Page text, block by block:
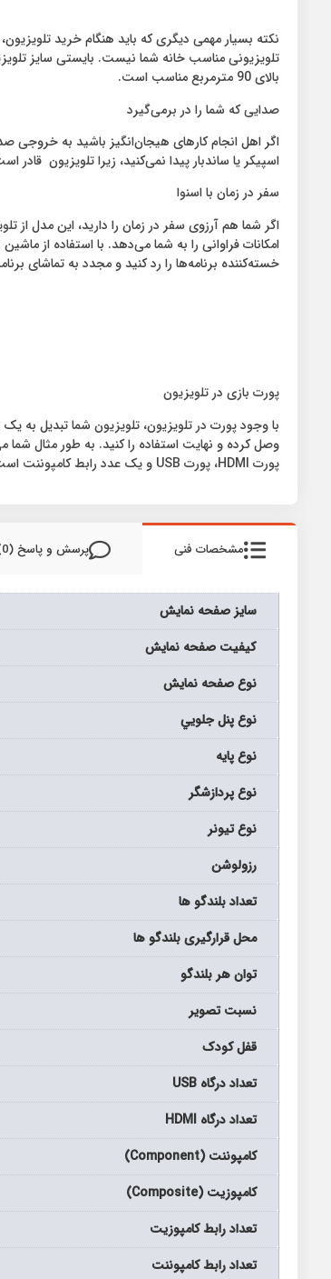
نکته بسیار مهمی دیگری که باید هنگام خرید
بالای 90 مترمربع مناسب است.
صدایی که شما را در برمی‌گیرد
اسپیکر یا ساندبار پیدا نمی‌کنید، زیرا تلویزیون قادر است صدا را به صورت 360 درجه، شفاف، با
سفر در زمان با اسنوا
اگر شما هم آرزوی سفر در زمان را دارید، این مدل از
امکانات فراوانی را به شما می‌دهد. با استفاده از
خسته‌کننده برنامه‌ها را رد کنید و مجدد به تماشای
پورت بازی در تلویزیون
با وجود پورت در تلویزیون، تلویزیون شما تبدیل
پورت HDMI، پورت USB و یک عدد رابط کامپوننت است.
مشخصات فنی پرسش و پاسخ (0)
سايز صفحه نمايش
كيفيت صفحه نمايش
نوع صفحه نمايش
نوع پنل جلويي
نوع پایه
نوع پردازشگر
نوع تيونر
رزولوشن
تعداد بلندگو ها
محل قرارگیری بلندگو ها
توان هر بلندگو
نسبت تصویر
قفل کودک
تعداد درگاه USB
تعداد درگاه HDMI
کامپوننت (Component)
کامپوزیت (Composite)
تعداد رابط کامپوزیت
تعداد رابط کامپوننت